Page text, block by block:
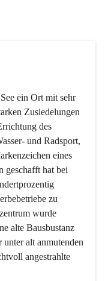
ein Ort mit sehr
Zusiedelungen
des
und Radsport,
eines
geschafft hat bei
zu
wurde
alte Bausbustanz
alt anmutenden
angestrahlte